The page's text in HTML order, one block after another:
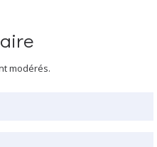
modérés.